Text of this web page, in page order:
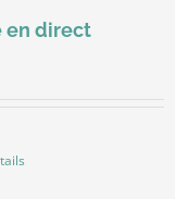
en direct